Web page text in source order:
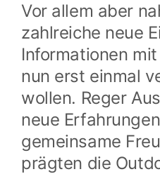
Vor allem aber
zahlreiche neue
Informationen
nun erst einmal
wollen. Reger
neue
gemeinsame
prägten die